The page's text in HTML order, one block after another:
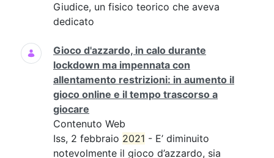
Giudice, un fisico teorico che aveva
dedicato
Gioco d'azzardo, in calo durante
lockdown ma impennata con
allentamento restrizioni: in aumento il
gioco online e il tempo trascorso a
giocare
Contenuto Web
Iss, 2 febbraio 2021 - E’ diminuito
notevolmente il gioco d’azzardo, sia